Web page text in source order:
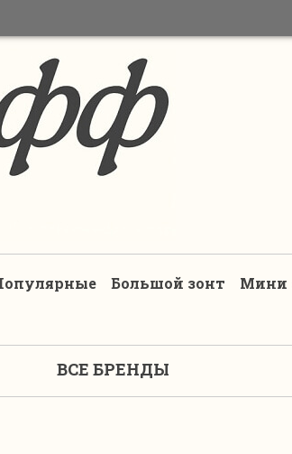
Большой зонт Мини
ВСЕ БРЕНДЫ